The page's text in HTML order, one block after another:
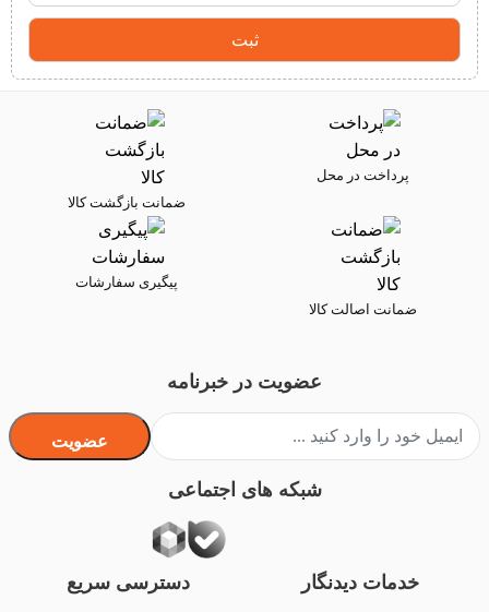
پرداخت در محل
ضمانت بازگشت کالا
ضمانت اصالت کالا
پیگیری سفارشات
خدمات دیدنگار دسترسی سریع
عضویت در خبرنامه
عضویت
شبکه های اجتماعی